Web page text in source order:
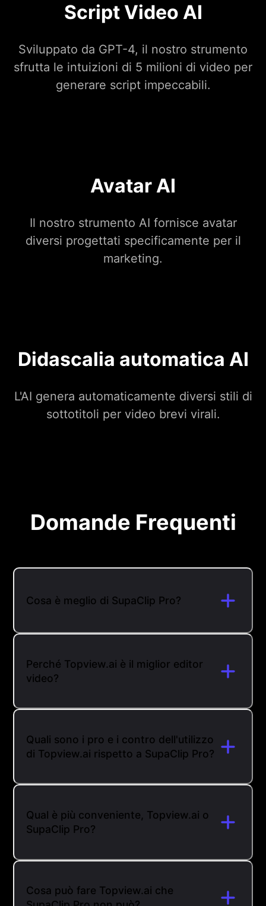
Script Video AI
Sviluppato da GPT-4, il nostro strumento
sfrutta le intuizioni di 5 milioni di video per
generare script impeccabili.
Avatar AI
Il nostro strumento AI fornisce avatar
diversi progettati specificamente per il
marketing.
Didascalia automatica AI
L'AI genera automaticamente diversi stili di
sottotitoli per video brevi virali.
Domande Frequenti
Cosa è meglio di SupaClip Pro?
Perché Topview.ai è il miglior editor
video?
Quali sono i pro e i contro dell'utilizzo
di Topview.ai rispetto a SupaClip Pro?
Qual è più conveniente, Topview.ai o
SupaClip Pro?
Cosa può fare Topview.ai che